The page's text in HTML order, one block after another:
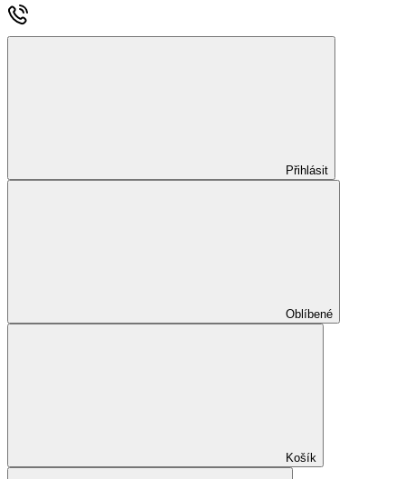
Přihlásit
Oblíbené
Košík